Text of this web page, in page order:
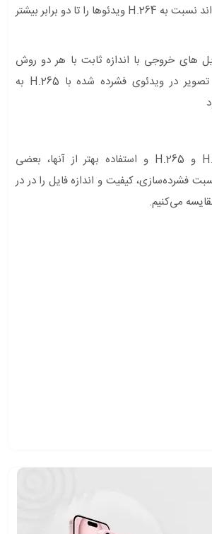
1 – روش H.265 میتواند نسبت به H.264 ویدئوها را تا دو برابر بیشتر
های خروجی با اندازه ثابت با هر دو روش
فشرده شوند کیفیت تصویر در ویدئوی فشرده شده با H.265 به
برای درک بهتر H.264 و H.265 و استفاده بهتر از آنها، بعضی
فشرده‌سازی، کیفیت و اندازه فایل را در در
می‌کنیم.